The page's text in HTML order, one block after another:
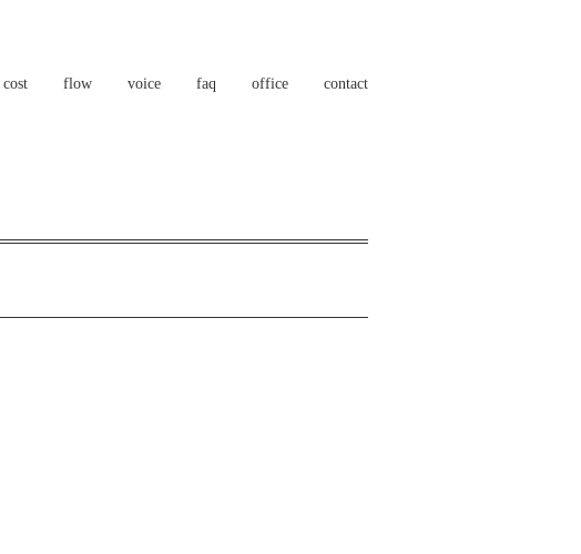
cost flow voice faq office contact